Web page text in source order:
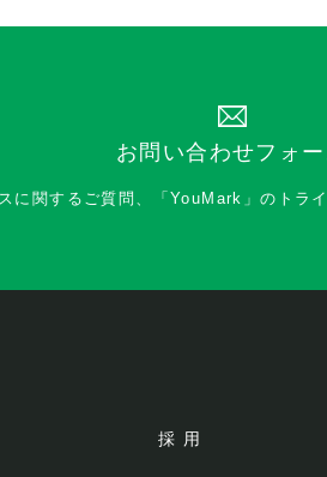
お問い合わせフォ
に関するご質問、 「YouMark」のトラ
採 用